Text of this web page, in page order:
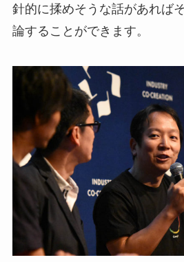
針的に揉めそうな話があれば
論することができます。